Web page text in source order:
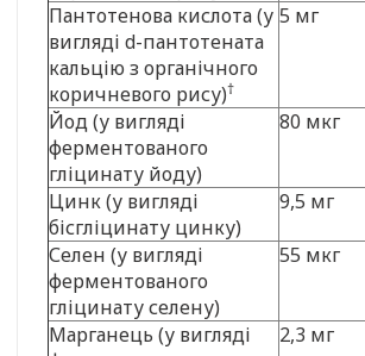
Пантотенова кислота (у
вигляді d-пантотената
кальцію з органічного
коричневого рису)†
5 мг
Йод (у вигляді
ферментованого
гліцинату йоду)
80 мкг
Цинк (у вигляді
бісгліцинату цинку)
9,5 мг
Селен (у вигляді
ферментованого
гліцинату селену)
55 мкг
Марганець (у вигляді
2,3 мг